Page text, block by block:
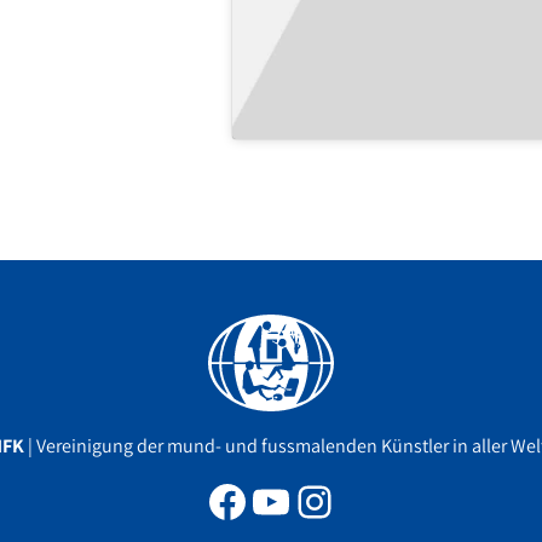
| Vereinigung der mund- und fussmalenden Künstler in aller
Facebook
YouTube
Instagram